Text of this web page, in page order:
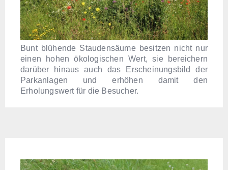
Bunt blühende Staudensäume besitzen nicht nur
einen hohen ökologischen Wert, sie bereichern
darüber hinaus auch das Erscheinungsbild der
Parkanlagen und erhöhen damit den
Erholungswert für die Besucher.